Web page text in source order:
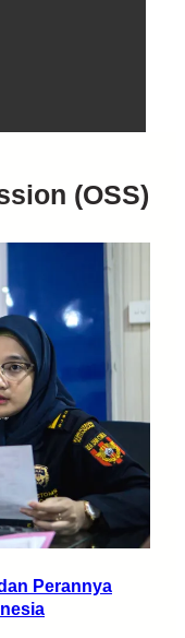
(OSS)
Perannya